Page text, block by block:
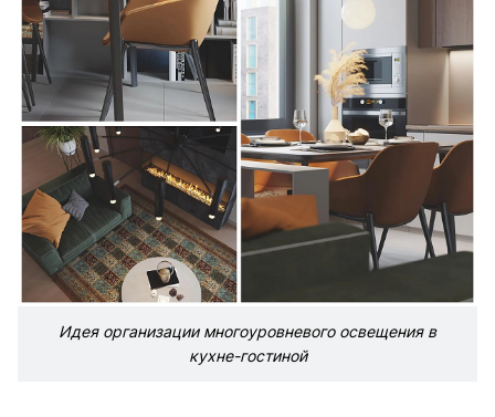
Идея организации многоуровневого освещения в
кухне-гостиной